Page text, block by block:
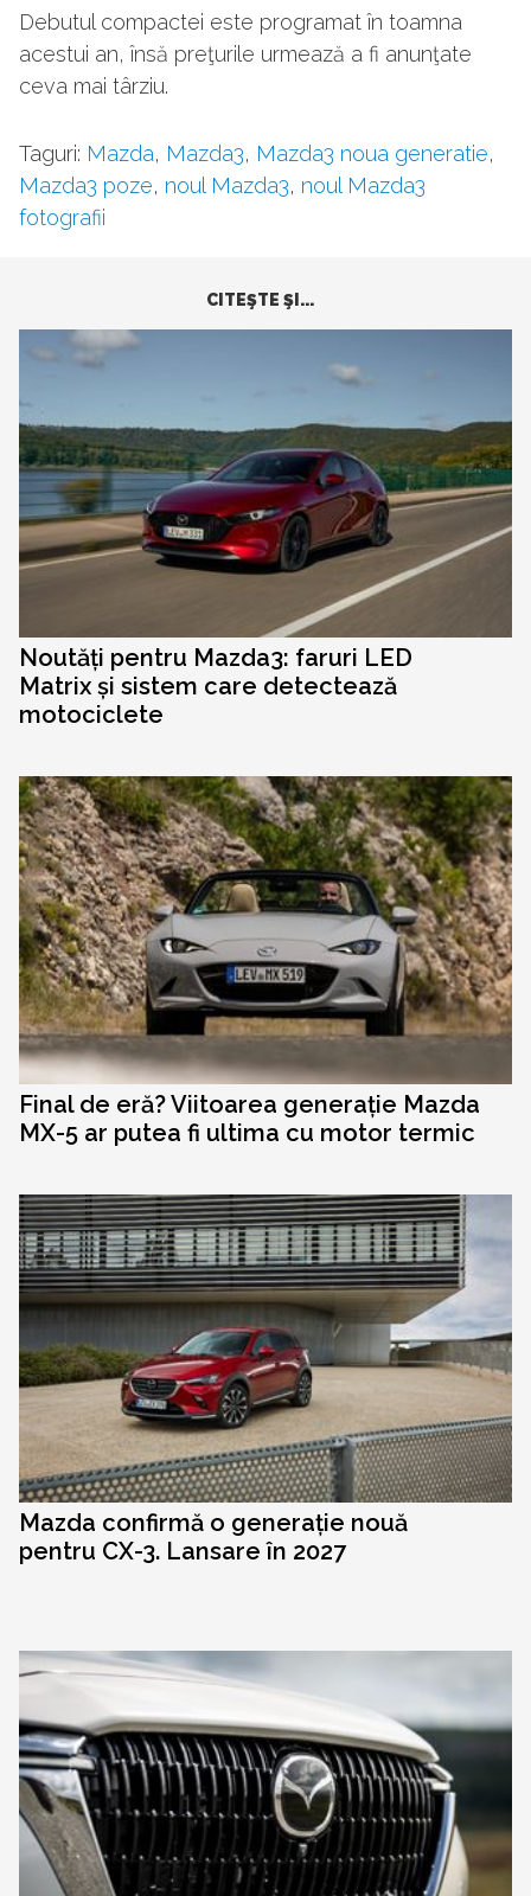
Debutul compactei este programat în toamna
acestui an, însă preţurile urmează a fi anunţate
ceva mai târziu.
Taguri: Mazda, Mazda3, Mazda3 noua generatie,
Mazda3 poze, noul Mazda3, noul Mazda3
fotografii
CITEŞTE ŞI...
Noutăți pentru Mazda3: faruri LED
Matrix și sistem care detectează
motociclete
Final de eră? Viitoarea generație Mazda
MX-5 ar putea fi ultima cu motor termic
Mazda confirmă o generație nouă
pentru CX-3. Lansare în 2027